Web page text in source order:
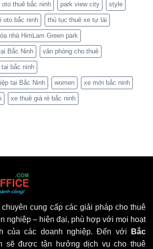
oto thuê bắc ninh park view city style
oto bắc ninh thủ tục thuê xe tự lái
nhà HimLam Green park
Bắc Ninh văn phòng cho thuê
bắc ninh
tại Bắc Ninh women xe mới bắc ninh
xe thuê giá rẻ bắc ninh
chuyên cung cấp các giải pháp cho thuê
nghiệp – hiện đại, phù hợp với mọi hoạt
của các doanh nghiệp. Đến với
Bắc
sẽ được tận hưởng dịch vụ cho thuê